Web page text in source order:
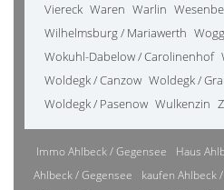
Viereck Waren Warlin
Wilhelmsburg / Mariawerth
Wokuhl-Dabelow / Carolinenhof
Woldegk / Canzow Woldegk /
Woldegk / Pasenow Wulkenzin
Immo Ahlbeck / Gegensee Haus
Ahlbeck / Gegensee
kaufen Ahlbeck